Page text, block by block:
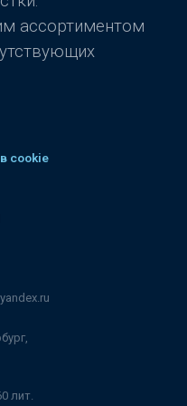
ассортиментом
cookie
лит.